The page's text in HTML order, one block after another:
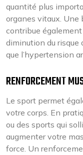
quantité plus
organes vitaux. Une
contribue
diminution du risque
que l’hypertension
RENFORCEMENT
Le sport permet
votre corps. En
ou des sports qui
augmenter votre
force. Un